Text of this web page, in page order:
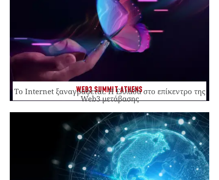
WEB3 SUMMIT ATHENS
Το Internet ξαναγράφεται. Η Ελλάδα στο επίκεντρο της
Web3 μετάβασης